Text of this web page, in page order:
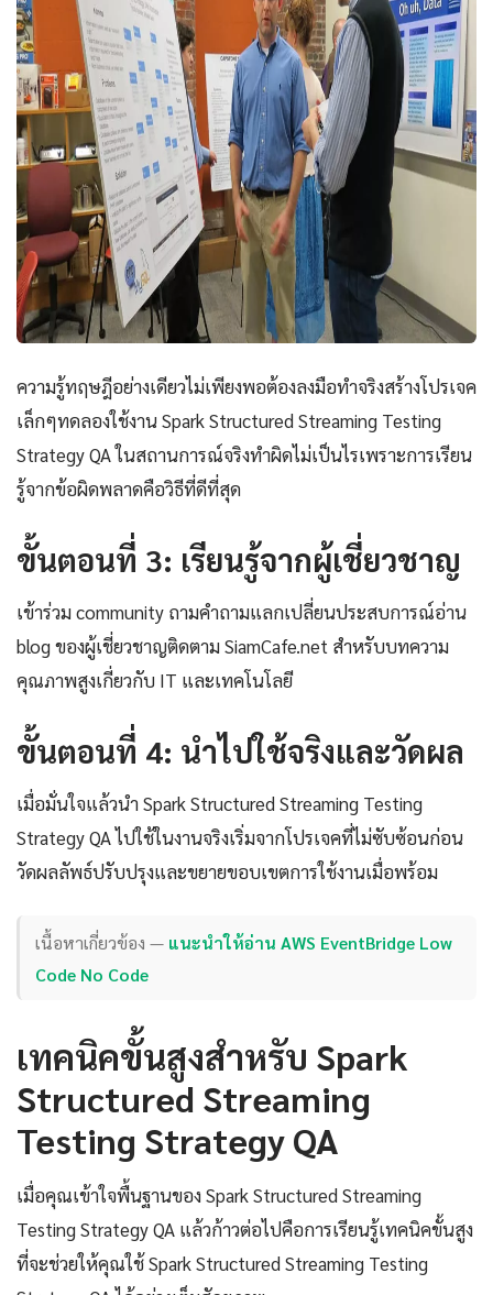
ความรู้ทฤษฎีอย่างเดียวไม่เพียงพอต้องลงมือทำจริงสร้างโปรเจค
เล็กๆทดลองใช้งาน Spark Structured Streaming Testing
Strategy QA ในสถานการณ์จริงทำผิดไม่เป็นไรเพราะการเรียน
รู้จากข้อผิดพลาดคือวิธีที่ดีที่สุด
ขั้นตอนที่ 3: เรียนรู้จากผู้เชี่ยวชาญ
เข้าร่วม community ถามคำถามแลกเปลี่ยนประสบการณ์อ่าน
blog ของผู้เชี่ยวชาญติดตาม SiamCafe.net สำหรับบทความ
คุณภาพสูงเกี่ยวกับ IT และเทคโนโลยี
ขั้นตอนที่ 4: นำไปใช้จริงและวัดผล
เมื่อมั่นใจแล้วนำ Spark Structured Streaming Testing
Strategy QA ไปใช้ในงานจริงเริ่มจากโปรเจคที่ไม่ซับซ้อนก่อน
วัดผลลัพธ์ปรับปรุงและขยายขอบเขตการใช้งานเมื่อพร้อม
เนื้อหาเกี่ยวข้อง — แนะนำให้อ่าน AWS EventBridge Low
Code No Code
เทคนิคขั้นสูงสำหรับ Spark
Structured Streaming
Testing Strategy QA
เมื่อคุณเข้าใจพื้นฐานของ Spark Structured Streaming
Testing Strategy QA แล้วก้าวต่อไปคือการเรียนรู้เทคนิคขั้นสูง
ที่จะช่วยให้คุณใช้ Spark Structured Streaming Testing